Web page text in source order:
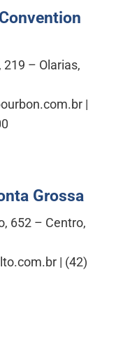
219 – Olarias,
|
Grossa
652 – Centro,
| (42)